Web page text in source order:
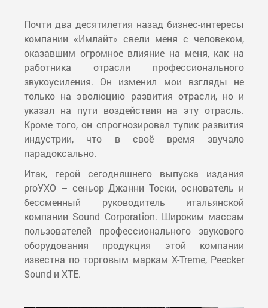
Почти два десятилетия назад бизнес-интересы
компании «Имлайт» свели меня с человеком,
оказавшим огромное влияние на меня, как на
работника отрасли профессионального
звукоусиления. Он изменил мои взгляды не
только на эволюцию развития отрасли, но и
указал на пути воздействия на эту отрасль.
Кроме того, он спрогнозировал тупик развития
индустрии, что в своё время звучало
парадоксально.
Итак, герой сегодняшнего выпуска издания
proУХО – сеньор Джанни Тоски, основатель и
бессменный руководитель итальянской
компании Sound Corporation. Широким массам
пользователей профессионального звукового
оборудования продукция этой компании
известна по торговым маркам X-Treme, Peecker
Sound и XTE.